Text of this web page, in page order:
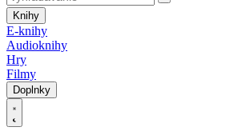
Knihy
E-knihy
Audioknihy
Hry
Filmy
Doplnky